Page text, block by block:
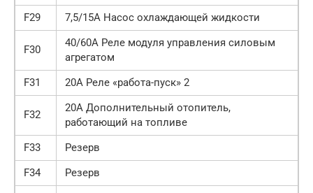
F29
7,5/15А Насос охлаждающей жидкости
F30
40/60А Реле модуля управления силовым
агрегатом
F31
20А Реле «работа-пуск» 2
F32
20A Дополнительный отопитель,
работающий на топливе
F33
Резерв
F34
Резерв